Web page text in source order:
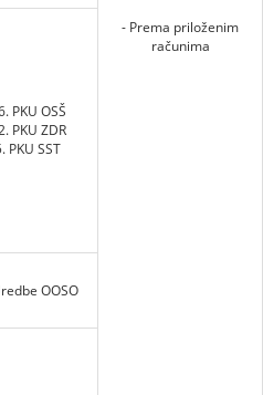
- Prema priloženim
računima
PKU OSŠ
PKU ZDR
PKU SST
OOSO